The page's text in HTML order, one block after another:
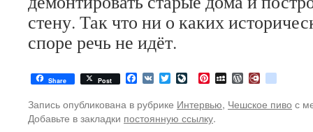
стену. Так что ни о каких
споре речь не идёт.
Share Post Facebook
VK TwitterLiveJournal
PinterestMySpaceWordPress
Diary.Ru
Запись опубликована в рубрике Интервью, Чешское пиво с
Добавьте в закладки постоянную ссылку.